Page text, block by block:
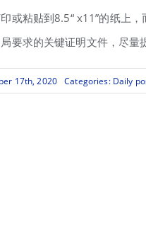
或粘贴到8.5“ x11”的纸上，
要求的关键证明文件，尽量
17th, 2020 Categories: Daily